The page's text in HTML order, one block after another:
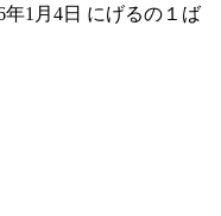
年1月4日 にげるの１ば